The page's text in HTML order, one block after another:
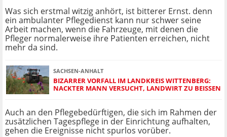
Was sich erstmal witzig anhört, ist bitterer Ernst. denn
ein ambulanter Pflegedienst kann nur schwer seine
Arbeit machen, wenn die Fahrzeuge, mit denen die
Pfleger normalerweise ihre Patienten erreichen, nicht
mehr da sind.
SACHSEN-ANHALT
BIZARRER VORFALL IM LANDKREIS WITTENBERG:
NACKTER MANN VERSUCHT, LANDWIRT ZU BEISSEN
Auch an den Pflegebedürftigen, die sich im Rahmen der
zusätzlichen Tagespflege in der Einrichtung aufhalten,
gehen die Ereignisse nicht spurlos vorüber.